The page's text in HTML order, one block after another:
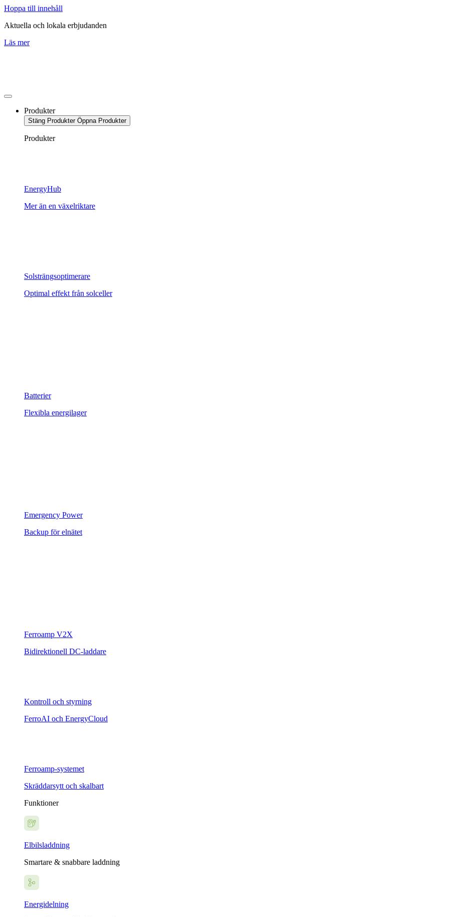
Hoppa till innehåll
Aktuella och lokala erbjudanden
Läs mer
Produkter
Stäng Produkter Öppna Produkter
Produkter
EnergyHub
Mer än en växelriktare
Solsträngsoptimerare
Optimal effekt från solceller
Batterier
Flexibla energilager
Emergency Power
Backup för elnätet
Ferroamp V2X
Bidirektionell DC-laddare
Kontroll och styrning
FerroAI och EnergyCloud
Ferroamp-systemet
Skräddarsytt och skalbart
Funktioner
Elbilsladdning
Smartare & snabbare laddning
Energidelning